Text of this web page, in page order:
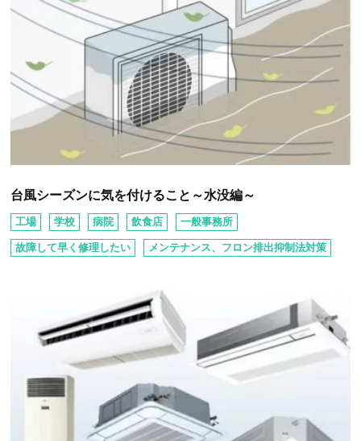
台風シーズンに気を付けること～水没編～
工場 学校 病院 飲⾷店 ⼀般事務所
故障して早く修理したい メンテナンス、フロン排出抑制法対策